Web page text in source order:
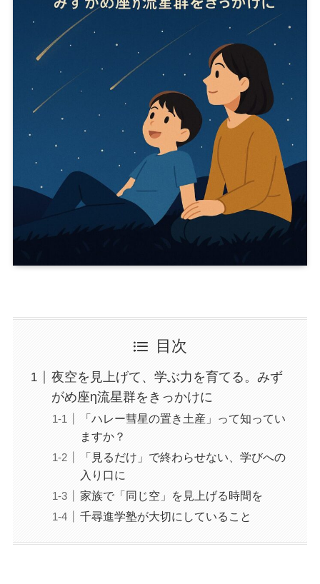
目次
夜空を見上げて、学ぶ力を育てる。みず
がめ座η流星群をきっかけに
「ハレー彗星の置き土産」って知ってい
ますか？
「見るだけ」で終わらせない、学びへの
入り口に
家族で「同じ空」を見上げる時間を
千尋進学塾が大切にしていること